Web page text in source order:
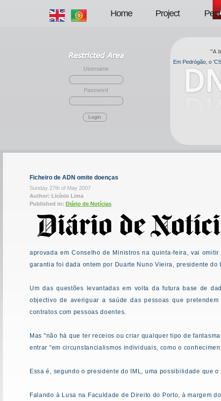
"A
Em Pedrógão, o
Username
Password
Login
Home Project
Ficheiro de ADN omite doenças
Sunday 27th of May 2007
Author: Licínio Lima
Published in: Diário de Notícias
aprovada em Conselho de Ministros na quinta-feira, vai
garantia foi dada ontem por Duarte Nuno Vieira, presidente
Um das questões levantadas em volta da futura base de
objectivo de averiguar a saúde das pessoas que
contratos com pessoas doentes.
Mas "não há que ter receios ou criar qualquer tipo de
entrar "em circunstancialismos individuais, como o
Essa é, segundo o presidente do IML, uma possibilidade que
Falando à Lusa na Faculdade de Direito do Porto, à margem